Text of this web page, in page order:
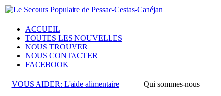
ACCUEIL
TOUTES LES NOUVELLES
NOUS TROUVER
NOUS CONTACTER
FACEBOOK
VOUS AIDER: L'aide alimentaire
Qui sommes-nous